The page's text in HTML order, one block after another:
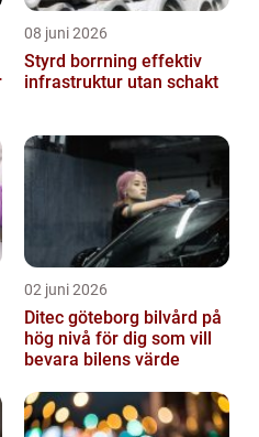
08 juni 2026
Styrd borrning effektiv
infrastruktur utan schakt
02 juni 2026
Ditec göteborg bilvård på
hög nivå för dig som vill
bevara bilens värde